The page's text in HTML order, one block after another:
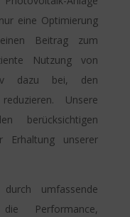
eine Optimierung
Beitrag zum
Nutzung von
dazu bei, den
Unsere
berücksichtigen
Erhaltung unserer
durch umfassende
die Performance,